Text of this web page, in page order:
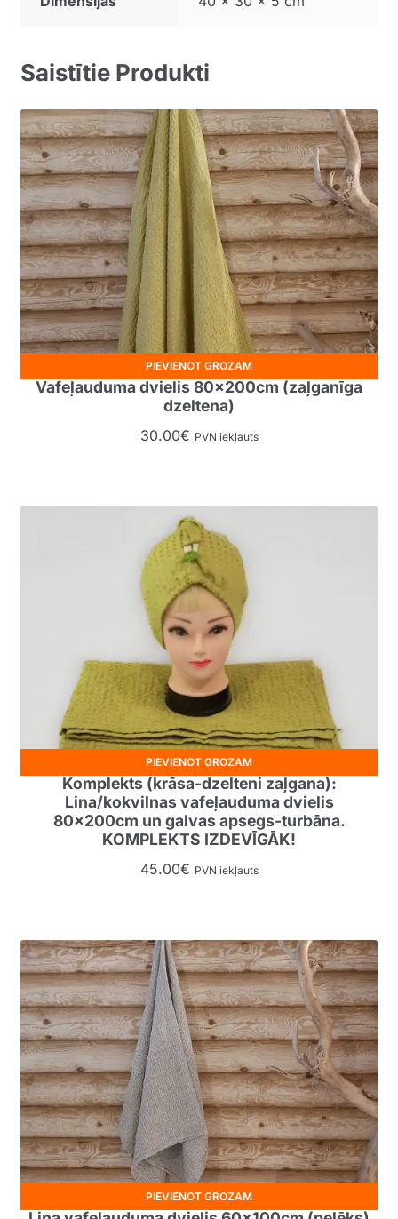
Saistītie Produkti
Vafeļauduma dvielis 80x200cm (zaļganīga
dzeltena)
30.00€ PVN iekļauts
PIEVIENOT GROZAM
Komplekts (krāsa-dzelteni zaļgana):
Lina/kokvilnas vafeļauduma dvielis
80x200cm un galvas apsegs-turbāna.
KOMPLEKTS IZDEVĪGĀK!
45.00€ PVN iekļauts
PIEVIENOT GROZAM
PIEVIENOT GROZAM